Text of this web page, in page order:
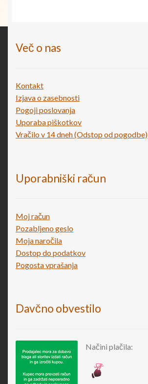
Več o nas
Kontakt
Izjava o zasebnosti
Pogoji poslovanja
Uporaba piškotkov
Vračilo v 14 dneh (Odstop od pogodbe)
Uporabniški račun
Moj račun
Pozabljeno geslo
Moja naročila
Dostop do podatkov
Pogosta vprašanja
Davčno obvestilo
Načini plačila: